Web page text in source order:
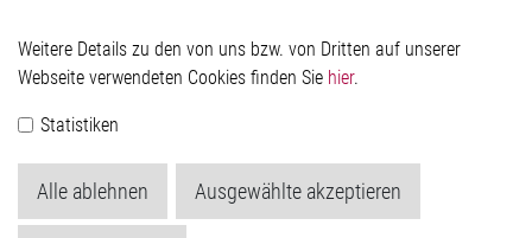
Elmos Semiconductor SE
Werkstättenstraße 18
Telefon: +49 (0) 2171 / 40 183-0
Handelsregister:
Köln HRB 123561
Weitere Details zu den von uns bzw. von Dritten auf unserer
Webseite verwendeten Cookies finden Sie hier.
Statistiken
Alle ablehnen Ausgewählte akzeptieren